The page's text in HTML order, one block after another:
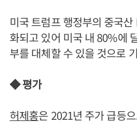
미국 트럼프 행정부의 중국
화되고 있어 미국 내 80%에
부를 대체할 수 있을 것으로
◆ 평가
허제홍은 2021년 주가 급등